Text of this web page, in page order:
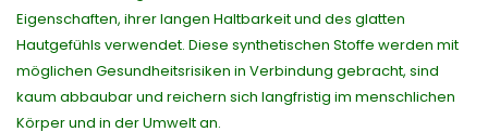
Eigenschaften, ihrer langen Haltbarkeit und des glatten
Hautgefühls verwendet. Diese synthetischen Stoffe werden mit
möglichen Gesundheitsrisiken in Verbindung gebracht, sind
kaum abbaubar und reichern sich langfristig im menschlichen
Körper und in der Umwelt an.